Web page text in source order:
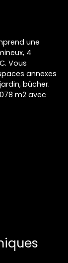
une
4
Vous
annexes
bûcher.
m2 avec